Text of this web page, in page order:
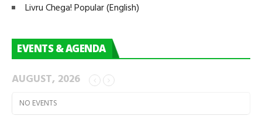
Livru Chega! Popular (English)
EVENTS & AGENDA
AUGUST, 2026
NO EVENTS